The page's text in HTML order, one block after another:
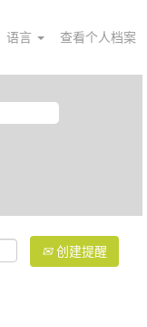
语言 查看个人档案
创建提醒